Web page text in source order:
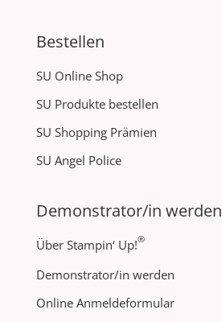
Bestellen
SU Online Shop
SU Produkte bestellen
SU Shopping Prämien
SU Angel Police
Demonstrator/in werden
Über Stampin‘ Up!®
Demonstrator/in werden
Online Anmeldeformular